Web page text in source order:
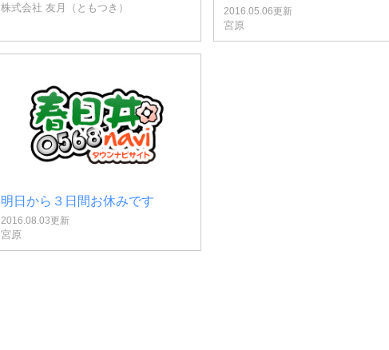
株式会社 友月（ともつき） 2016.05.06更新
宮原
明日から３日間お休みです
2016.08.03更新
宮原